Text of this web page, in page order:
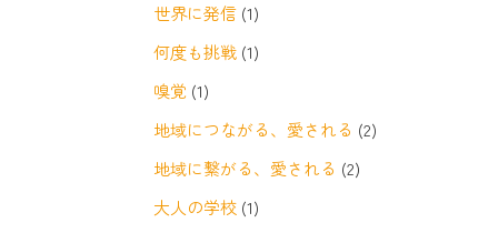
世界に発信 (1)
何度も挑戦 (1)
嗅覚 (1)
地域につながる、愛される (2)
地域に繋がる、愛される (2)
大人の学校 (1)